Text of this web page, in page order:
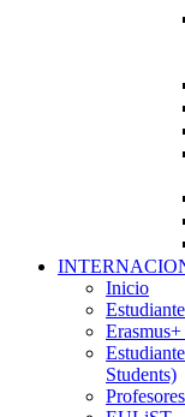
Inicio
Students)